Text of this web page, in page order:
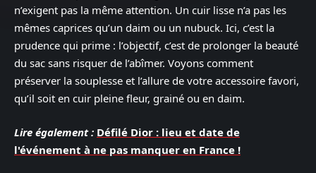
n’exigent pas la même attention. Un cuir lisse n’a pas les
mêmes caprices qu’un daim ou un nubuck. Ici, c’est la
prudence qui prime : l’objectif, c’est de prolonger la beauté
du sac sans risquer de l’abîmer. Voyons comment
préserver la souplesse et l’allure de votre accessoire favori,
qu’il soit en cuir pleine fleur, grainé ou en daim.
Lire également : Défilé Dior : lieu et date de
l'événement à ne pas manquer en France !